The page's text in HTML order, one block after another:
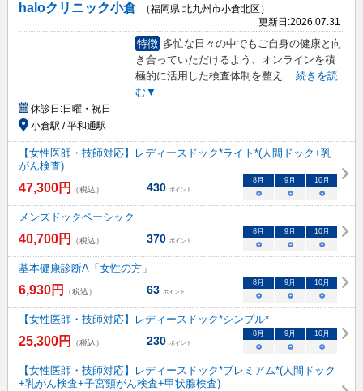
haloクリニック小倉
（福岡県 北九州市小倉北区）
更新日:2026.07.31
特徴 多忙な日々の中でもご自身の健康と向
き合っていただけるよう、オンラインを積
極的に活用した検査体制を整え ... 続きを読
む▼
休診日:日曜・祝日
小倉駅 / 平和通駅
【女性医師・技師対応】レディースドック*ライト*(人間ドック+乳
がん検査)
47,300円 （税込） 430 ポイント
8月 9月 10月
○ ○ ○
メンズドックベーシック
40,700円 （税込） 370 ポイント
8月 9月 10月
○ ○ ○
基本健康診断A「女性の方」
6,930円 （税込） 63 ポイント
8月 9月 10月
○ ○ ○
【女性医師・技師対応】レディースドック*シンプル*
25,300円 （税込） 230 ポイント
8月 9月 10月
○ ○ ○
【女性医師・技師対応】レディースドック*プレミアム*(人間ドック
+乳がん検査+子宮頸がん検査+甲状腺検査)